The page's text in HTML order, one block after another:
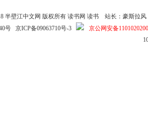
半壁江中文网 版权所有读书网 读书
站长：豪斯拉风
号 京ICP备09063710号-3
京公网安备